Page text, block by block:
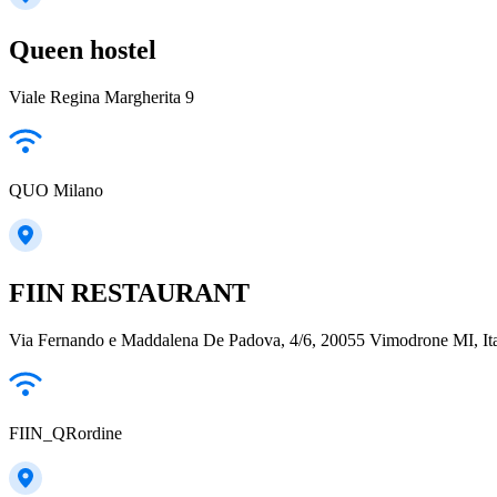
Queen hostel
Viale Regina Margherita 9
QUO Milano
FIIN RESTAURANT
Via Fernando e Maddalena De Padova, 4/6, 20055 Vimodrone MI,
FIIN_QRordine